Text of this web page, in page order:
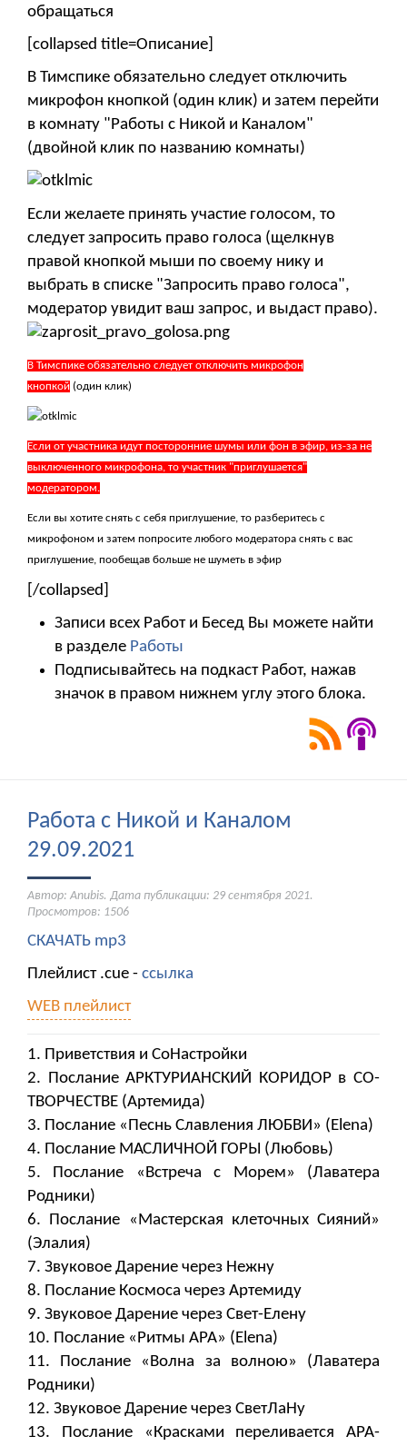
обращаться
[collapsed title=Описание]
В Тимспике обязательно следует отключить
микрофон кнопкой (один клик) и затем перейти
в комнату "Работы с Никой и Каналом"
(двойной клик по названию комнаты)
Если желаете принять участие голосом, то
следует запросить право голоса (щелкнув
правой кнопкой мыши по своему нику и
выбрать в списке "Запросить право голоса",
модератор увидит ваш запрос, и выдаст право).
В Тимспике обязательно следует отключить микрофон
кнопкой (один клик)
Если от участника идут посторонние шумы или фон в эфир, из-за не
выключенного микрофона, то участник "приглушается"
модератором.
Если вы хотите снять с себя приглушение, то разберитесь с
микрофоном и затем попросите любого модератора снять с вас
приглушение, пообещав больше не шуметь в эфир
[/collapsed]
Записи всех Работ и Бесед Вы можете найти
в разделе Работы
Подписывайтесь на подкаст Работ, нажав
значок в правом нижнем углу этого блока.
Работа с Никой и Каналом
29.09.2021
Автор: Anubis. Дата публикации: 29 сентября 2021.
Просмотров: 1506
СКАЧАТЬ mp3
Плейлист .cue - ссылка
WEB плейлист
1. Приветствия и СоНастройки
2. Послание АРКТУРИАНСКИЙ КОРИДОР в СО-
ТВОРЧЕСТВЕ (Артемида)
3. Послание «Песнь Славления ЛЮБВИ» (Elena)
4. Послание МАСЛИЧНОЙ ГОРЫ (Любовь)
5. Послание «Встреча с Морем» (Лаватера
Родники)
6. Послание «Мастерская клеточных Сияний»
(Элалия)
7. Звуковое Дарение через Нежну
8. Послание Космоса через Артемиду
9. Звуковое Дарение через Свет-Елену
10. Послание «Ритмы АРА» (Elena)
11. Послание «Волна за волною» (Лаватера
Родники)
12. Звуковое Дарение через СветЛаНу
13. Послание «Красками переливается АРА-